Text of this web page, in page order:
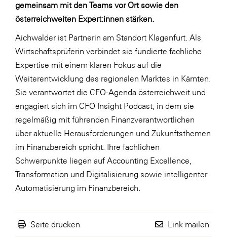
Johnson & Johnson
kosaplaner
LAT Nitrogen
Libro
Lidl Österreich
Die Menü-Manufaktur
MTH Retail Group
OptimaMed
PAGRO
PHH Rechtsanwält:innen
Primark
gemeinsam mit den Teams vor Ort sowie den
österreichweiten Expert:innen stärken.
Aichwalder ist Partnerin am Standort Klagenfurt. Als
Wirtschaftsprüferin verbindet sie fundierte fachliche
Expertise mit einem klaren Fokus auf die
Weiterentwicklung des regionalen Marktes in Kärnten.
Sie verantwortet die CFO-Agenda österreichweit und
engagiert sich im CFO Insight Podcast, in dem sie
regelmäßig mit führenden Finanzverantwortlichen
über aktuelle Herausforderungen und Zukunftsthemen
im Finanzbereich spricht. Ihre fachlichen
Schwerpunkte liegen auf Accounting Excellence,
Transformation und Digitalisierung sowie intelligenter
Automatisierung im Finanzbereich.
Seite drucken Link mailen